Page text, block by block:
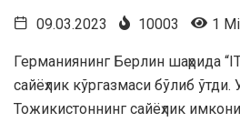
09.03.2023 10003 1
Германиянинг Берлин шаҳрида
сайёҳлик кўргазмаси бўлиб ўтди.
Тожикистоннинг сайёҳлик